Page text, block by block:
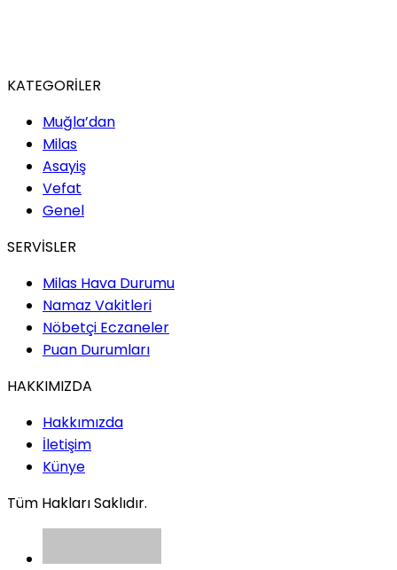
KATEGORİLER
Muğla’dan
Milas
Asayiş
Vefat
Genel
SERVİSLER
Milas Hava Durumu
Namaz Vakitleri
Nöbetçi Eczaneler
Puan Durumları
HAKKIMIZDA
Hakkımızda
İletişim
Künye
Tüm Hakları Saklıdır.